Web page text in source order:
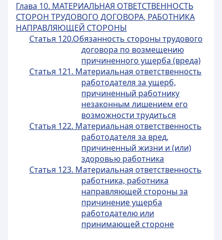
Глава 10. МАТЕРИАЛЬНАЯ ОТВЕТСТВЕННОСТЬ
СТОРОН ТРУДОВОГО ДОГОВОРА, РАБОТНИКА
НАПРАВЛЯЮЩЕЙ СТОРОНЫ
Статья 120.Обязанность стороны трудового
договора по возмещению
причиненного ущерба (вреда)
Статья 121. Материальная ответственность
работодателя за ущерб,
причиненный работнику
незаконным лишением его
возможности трудиться
Статья 122. Материальная ответственность
работодателя за вред,
причиненный жизни и (или)
здоровью работника
Статья 123. Материальная ответственность
работника, работника
направляющей стороны за
причинение ущерба
работодателю или
принимающей стороне